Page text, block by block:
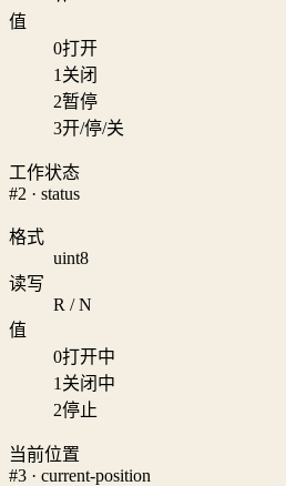
值
0打开
1 关闭
2暂停
3开/停/关
工作状态
#2 · status
格式
uint8
读写
R / N
值
0打开中
1 关闭中
2停止
当前位置
#3 · current-position